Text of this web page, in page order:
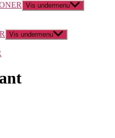
Vis undermenu
Vis undermenu